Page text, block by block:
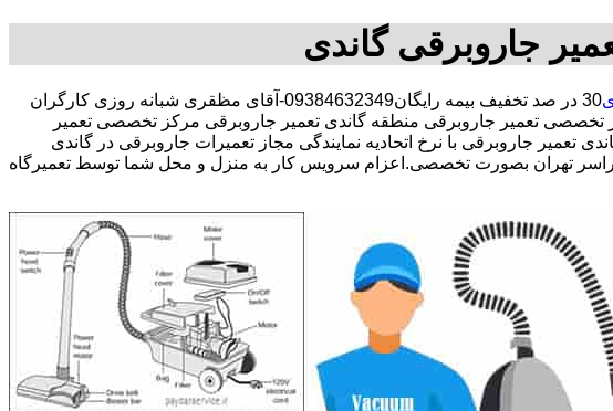
جاروبرقی گاندی
30 در صد تخفیف بیمه رایگان09384632349-آقای مظقری شبانه روزی کارگران
تخصصی تعمیر جاروبرقی منطقه گاندی تعمیر جاروبرقی مرکز تخصصی تعمیر
جاروبرقی با نرخ اتحادیه نمایندگی مجاز تعمیرات جاروبرقی در گاندی
سراسر تهران بصورت تخصصی.اعزام سرویس کار به منزل و محل شما توسط تعمیرگاه